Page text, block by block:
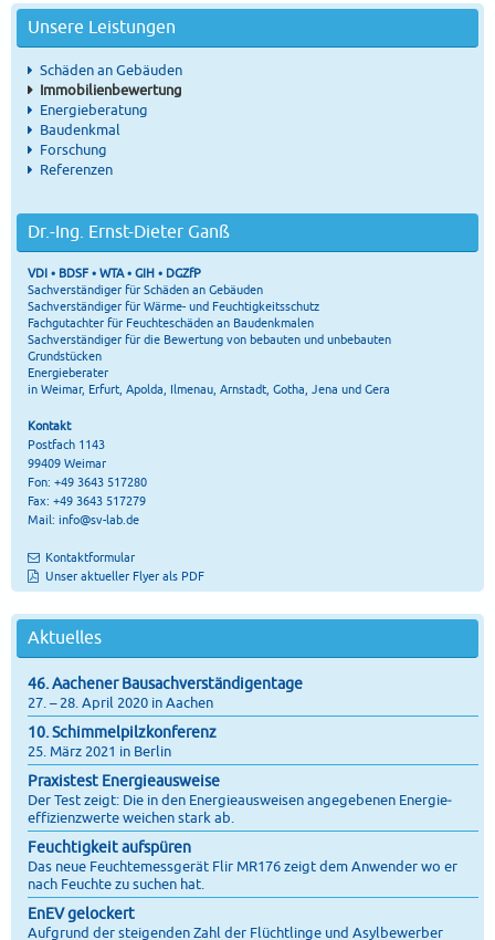
Unsere Leistungen
Schäden an Gebäuden
Immobilienbewertung
Energieberatung
Baudenkmal
Forschung
Referenzen
Dr.-Ing. Ernst-Dieter Ganß
VDI • BDSF • WTA • GIH • DGZfP
Sachverständiger für Schäden an Gebäuden
Sachverständiger für Wärme- und Feuchtigkeitsschutz
Fachgutachter für Feuchteschäden an Baudenkmalen
Sachverständiger für die Bewertung von bebauten und unbebauten
Grundstücken
Energieberater
in Weimar, Erfurt, Apolda, Ilmenau, Arnstadt, Gotha, Jena und Gera
Kontakt
Postfach 1143
99409 Weimar
Fon: +49 3643 517280
Fax: +49 3643 517279
Mail: info@sv-lab.de
Kontaktformular
Unser aktueller Flyer als PDF
Aktuelles
46. Aachener Bausachverständigentage
27. – 28. April 2020 in Aachen
10. Schimmelpilzkonferenz
25. März 2021 in Berlin
Praxistest Energieausweise
Der Test zeigt: Die in den Energie­ausweisen angegebenen Energie­
effizienz­werte weichen stark ab.
Feuchtigkeit aufspüren
Das neue Feuchtemessgerät Flir MR176 zeigt dem Anwender wo er
nach Feuchte zu suchen hat.
EnEV gelockert
Aufgrund der steigenden Zahl der Flüchtlinge und Asylbewerber